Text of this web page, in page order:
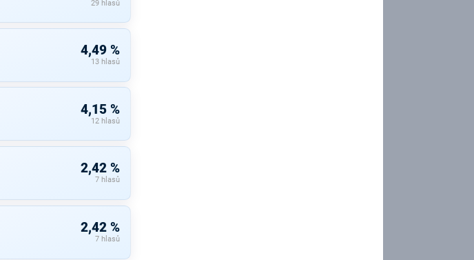
29 hlasů
4,49 %
13 hlasů
4,15 %
12 hlasů
2,42 %
7 hlasů
2,42 %
7 hlasů